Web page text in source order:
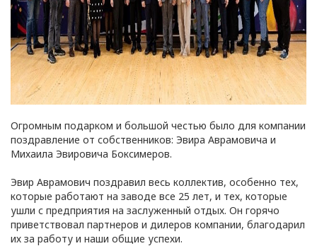
Огромным подарком и большой честью было для компании
поздравление от собственников: Эвира Аврамовича и
Михаила Эвировича Боксимеров.
Эвир Аврамович поздравил весь коллектив, особенно тех,
которые работают на заводе все 25 лет, и тех, которые
ушли с предприятия на заслуженный отдых. Он горячо
приветствовал партнеров и дилеров компании, благодарил
их за работу и наши общие успехи.